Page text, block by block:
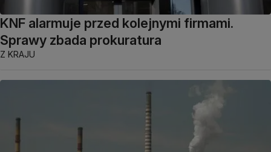
KNF alarmuje przed kolejnymi firmami.
Sprawy zbada prokuratura
Z KRAJU